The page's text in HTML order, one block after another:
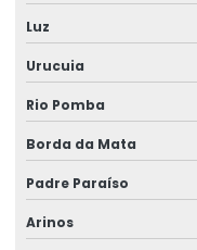
Rótulos Para
Rótulos Para Garrafas
Rótulos Para Indústria
Rótulos Para Produtos
Rótulos Para Setores
Rótulos Para Varejo
Luz
Urucuia
Rio Pomba
Borda da Mata
Padre Paraíso
Arinos